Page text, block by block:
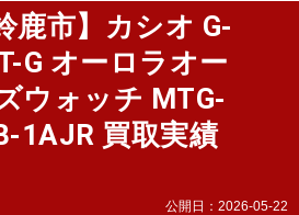
1AJR 買取実績 2026.04
鹿市】カシオ G-
G オーロラオー
ウォッチ MTG-
1AJR 買取実績
公開日： 2026-05-22